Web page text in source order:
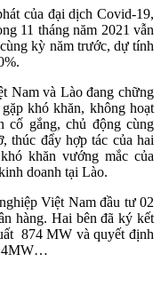
của đại dịchCovid-19,
11 thángnăm 2021 vẫn
kỳ năm trước, dự tính
Namvà Lào đang chững
khó khăn, không hoạt
cố gắng, chủ động cùng
thúc đẩy hợp tác của hai
khăn vướng mắc của
doanh tại Lào.
Việt Namđầu tư 02
hàng. Hai bên đã ký kết
874 MW và quyết định
…